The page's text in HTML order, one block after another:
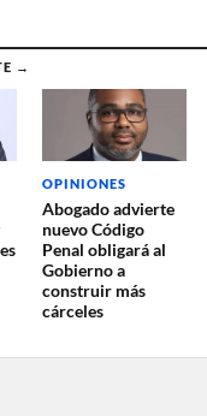
→
OPINIONES
Abogado advierte
nuevo Código
Penal obligará al
Gobierno a
construir más
cárceles